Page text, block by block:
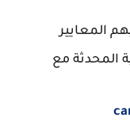
المعايير
المحدثة مع